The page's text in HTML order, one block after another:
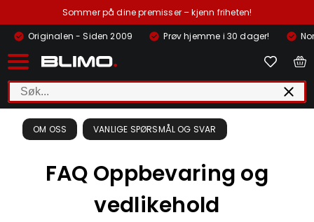
Sommer på dine premisser – kjenn friheten!
Originalen - Siden 2009
Prøv hjemme i 30 dager!
OM OSS VANLIGE SPØRSMÅL OG SVAR
FAQ Oppbevaring og
vedlikehold